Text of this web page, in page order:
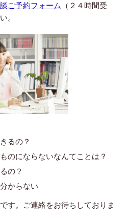
ご予約フォーム
（２４時間受
。
るの？
のにならないなんてことは？
の？
からない
す。ご連絡をお待ちしておりま